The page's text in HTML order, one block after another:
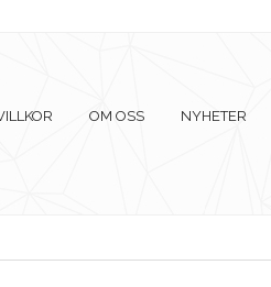
OM OSS NYHETER